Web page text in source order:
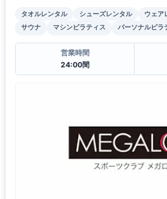
タオルレンタル シューズレンタル ウェア
サウナ
マシンピラティス パーソナルピラ
営業時間
24:00間